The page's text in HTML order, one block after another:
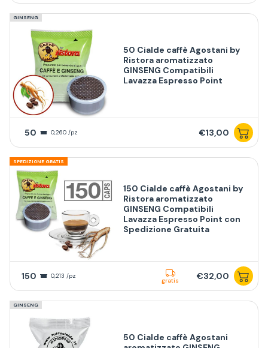
GINSENG
50 Cialde caffè Agostani by
Ristora aromatizzato
GINSENG Compatibili
Lavazza Espresso Point
50 0,260 /pz €13,00
SPEDIZIONE GRATIS
150 Cialde caffè Agostani by
Ristora aromatizzato
GINSENG Compatibili
Lavazza Espresso Point con
Spedizione Gratuita
150 0,213 /pz
gratis €32,00
GINSENG
50 Cialde caffè Agostani